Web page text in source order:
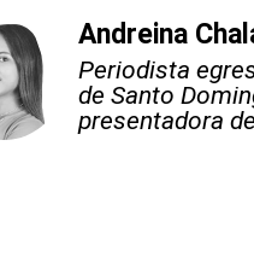
Andreina
Periodista
de Santo
presentadora